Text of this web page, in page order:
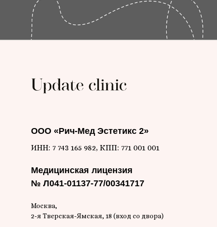
ООО «Рич-Мед Эстетикс 2»
ИНН: 7 743 165 982, КПП: 771 001 001
Медицинская лицензия
№ Л041-01137-77/00341717
Москва,
2-я Тверская-Ямская, 18 (вход со двора)